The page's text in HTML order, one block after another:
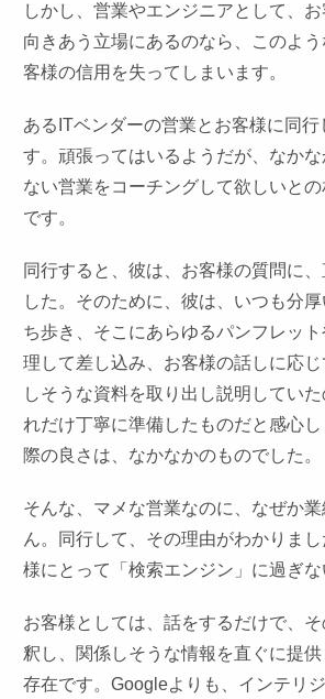
しかし、営業やエンジニアとして、
向きあう立場にあるのなら、このよ
客様の信用を失ってしまいます。
あるITベンダーの営業とお客様に同行
す。頑張ってはいるようだが、なか
ない営業をコーチングして欲しいと
です。
同行すると、彼は、お客様の質問に
した。そのために、彼は、いつも分
ち歩き、そこにあらゆるパンフレッ
理して差し込み、お客様の話しに応
しそうな資料を取り出し説明してい
れだけ丁寧に準備したものだと感心
際の良さは、なかなかのものでした。
そんな、マメな営業なのに、なぜか
ん。同行して、その理由がわかりま
様にとって「検索エンジン」に過ぎな
お客様としては、話をするだけで、
釈し、関係しそうな情報を直ぐに提
存在です。Googleよりも、インテリ